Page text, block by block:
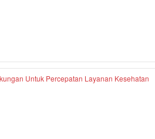
Untuk Percepatan Layanan Kesehatan